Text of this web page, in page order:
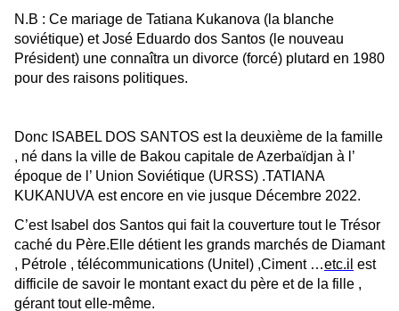
N.B : Ce mariage de Tatiana Kukanova (la blanche
soviétique) et José Eduardo dos Santos (le nouveau
Président) une connaîtra un divorce (forcé) plutard en 1980
pour des raisons politiques.
Donc ISABEL DOS SANTOS est la deuxième de la famille
, né dans la ville de Bakou capitale de Azerbaïdjan à l’
époque de l’ Union Soviétique (URSS) .TATIANA
KUKANUVA estencore en vie jusque Décembre 2022.
C’est Isabel dos Santos qui fait la couverture tout le Trésor
caché du Père.Elle détient les grands marchés de Diamant
, Pétrole , télécommunications (Unitel) ,Ciment …etc.il est
difficile de savoir le montant exact du père et de la fille ,
gérant tout elle-même.